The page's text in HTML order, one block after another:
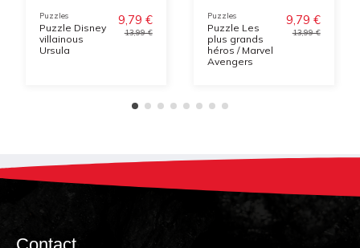
Puzzles
Puzzle Disney
villainous
Ursula
9,79 €
13,99 €
Puzzles
Puzzle Les
plus grands
héros / Marvel
Avengers
9,79 €
13,99 €